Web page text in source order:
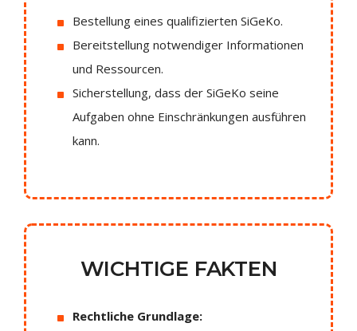
Bestellung eines qualifizierten SiGeKo.
Bereitstellung notwendiger Informationen
und Ressourcen.
Sicherstellung, dass der SiGeKo seine
Aufgaben ohne Einschränkungen ausführen
kann.
WICHTIGE FAKTEN
Rechtliche Grundlage: